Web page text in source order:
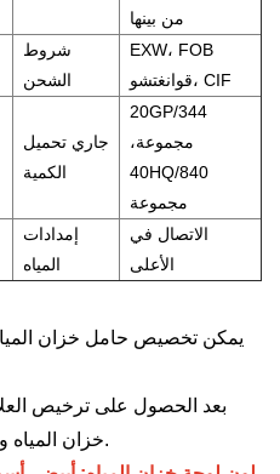
من بينها
شروط
الشحن
EXW، FOB
قوانغتشو، CIF
جاري تحميل
الكمية
20GP/344
مجموعة،
40HQ/840
مجموعة
إمدادات
المياه
الاتصال في
الأعلى
يمكن تخصيص حامل خزان
بعد الحصول على ترخيص
خزان المياه ورغوة خزان المياه بشعار العميل.